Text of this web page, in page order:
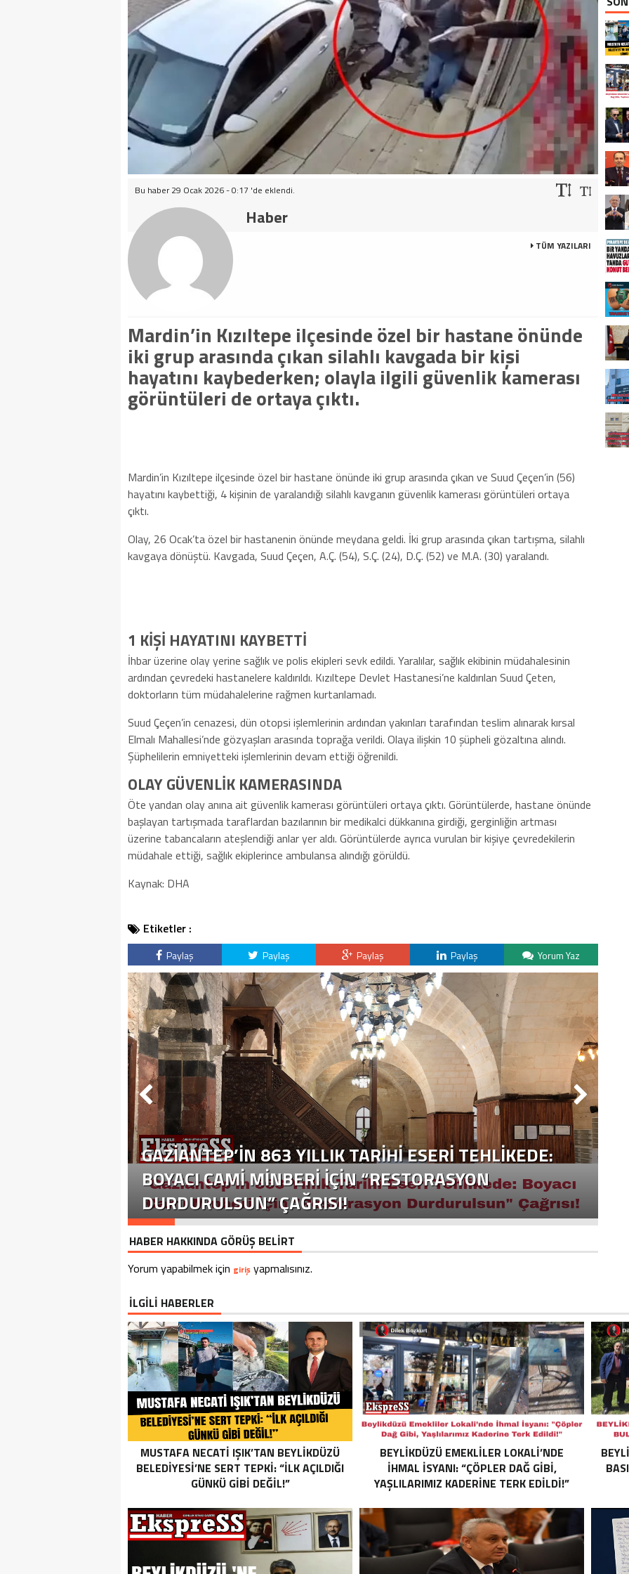
Bu haber 29 Ocak 2026 - 0:17 'de eklendi.
Haber
TÜM YAZILARI
Mardin’in Kızıltepe ilçesinde özel bir hastane önünde
iki grup arasında çıkan silahlı kavgada bir kişi
hayatını kaybederken; olayla ilgili güvenlik kamerası
görüntüleri de ortaya çıktı.
Mardin’in Kızıltepe ilçesinde özel bir hastane önünde iki grup arasında çıkan ve Suud Çeçen’in (56)
hayatını kaybettiği, 4 kişinin de yaralandığı silahlı kavganın güvenlik kamerası görüntüleri ortaya
çıktı.
Olay, 26 Ocak’ta özel bir hastanenin önünde meydana geldi. İki grup arasında çıkan tartışma, silahlı
kavgaya dönüştü. Kavgada, Suud Çeçen, A.Ç. (54), S.Ç. (24), D.Ç. (52) ve M.A. (30) yaralandı.
1 KİŞİ HAYATINI KAYBETTİ
İhbar üzerine olay yerine sağlık ve polis ekipleri sevk edildi. Yaralılar, sağlık ekibinin müdahalesinin
ardından çevredeki hastanelere kaldırıldı. Kızıltepe Devlet Hastanesi’ne kaldırılan Suud Çeten,
doktorların tüm müdahalelerine rağmen kurtarılamadı.
Suud Çeçen’in cenazesi, dün otopsi işlemlerinin ardından yakınları tarafından teslim alınarak kırsal
Elmalı Mahallesi’nde gözyaşları arasında toprağa verildi. Olaya ilişkin 10 şüpheli gözaltına alındı.
Şüphelilerin emniyetteki işlemlerinin devam ettiği öğrenildi.
OLAY GÜVENLİK KAMERASINDA
Öte yandan olay anına ait güvenlik kamerası görüntüleri ortaya çıktı. Görüntülerde, hastane önünde
başlayan tartışmada taraflardan bazılarının bir medikalci dükkanına girdiği, gerginliğin artması
üzerine tabancaların ateşlendiği anlar yer aldı. Görüntülerde ayrıca vurulan bir kişiye çevredekilerin
müdahale ettiği, sağlık ekiplerince ambulansa alındığı görüldü.
Kaynak: DHA
Etiketler :
Paylaş Paylaş Paylaş Paylaş Yorum Yaz
GAZIANTEP’IN 863 YILLIK TARIHI ESERI TEHLIKEDE:
BOYACI CAMI MINBERI İÇIN “RESTORASYON
DURDURULSUN” ÇAĞRISI!
HABER HAKKINDA GÖRÜŞ BELİRT
Yorum yapabilmek için giriş yapmalısınız.
İLGİLİ HABERLER
MUSTAFA NECATİ IŞIK’TAN BEYLİKDÜZÜ
BELEDİYESİ’NE SERT TEPKİ: “İLK AÇILDIĞI
GÜNKÜ GİBİ DEĞİL!”
BEYLIKDÜZÜ EMEKLILER LOKALI’NDE
İHMAL İSYANI: “ÇÖPLER DAĞ GIBI,
YAŞLILARIMIZ KADERINE TERK EDILDI!”